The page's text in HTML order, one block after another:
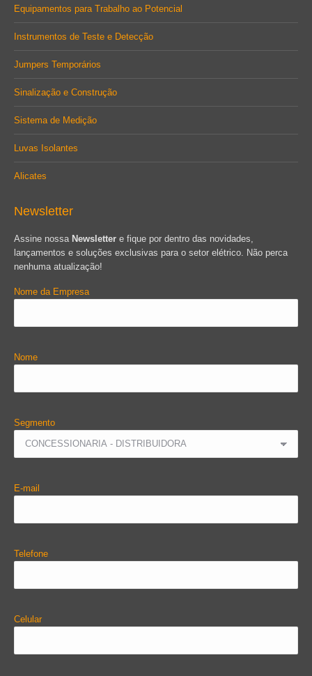
Equipamentos para Trabalho ao Potencial
Instrumentos de Teste e Detecção
Jumpers Temporários
Sinalização e Construção
Sistema de Medição
Luvas Isolantes
Alicates
Newsletter
Assine nossa Newsletter e fique por dentro das novidades,
lançamentos e soluções exclusivas para o setor elétrico. Não perca
nenhuma atualização!
Nome da Empresa
Nome
Segmento
E-mail
Telefone
Celular